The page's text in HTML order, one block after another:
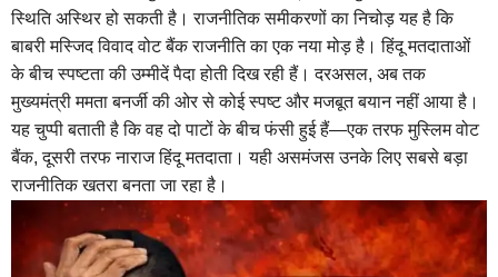
स्थिति अस्थिर हो सकती है। राजनीतिक समीकरणों का निचोड़ यह है कि
बाबरी मस्जिद विवाद वोट बैंक राजनीति का एक नया मोड़ है। हिंदू मतदाताओं
के बीच स्पष्टता की उम्मीदें पैदा होती दिख रही हैं। दरअसल, अब तक
मुख्यमंत्री ममता बनर्जी की ओर से कोई स्पष्ट और मजबूत बयान नहीं आया है।
यह चुप्पी बताती है कि वह दो पाटों के बीच फंसी हुई हैं—एक तरफ मुस्लिम वोट
बैंक, दूसरी तरफ नाराज हिंदू मतदाता। यही असमंजस उनके लिए सबसे बड़ा
राजनीतिक खतरा बनता जा रहा है।